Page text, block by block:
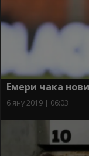
Емери чака
6 яну 2019 | 06:03